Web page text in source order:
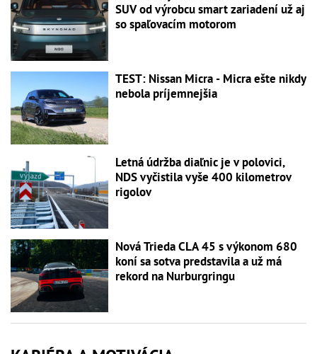
SUV od výrobcu smart zariadení už aj
so spaľovacím motorom
TEST: Nissan Micra - Micra ešte nikdy
nebola príjemnejšia
Letná údržba diaľnic je v polovici,
NDS vyčistila vyše 400 kilometrov
rigolov
Nová Trieda CLA 45 s výkonom 680
koní sa sotva predstavila a už má
rekord na Nurburgringu